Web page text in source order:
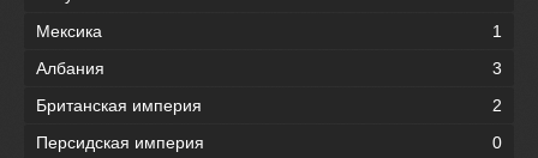
Мексика
1
Албания
3
Британская империя
2
Персидская империя
0